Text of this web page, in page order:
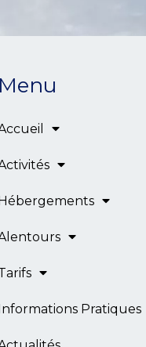
Menu
Pratiques